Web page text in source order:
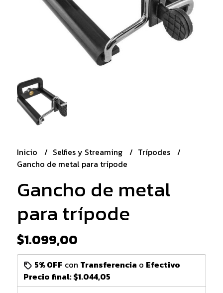
Inicio Selfies y Streaming
Trípodes
Gancho de metal para trípode
Gancho de metal
para trípode
$1.099,00
5% OFF con Transferencia o Efectivo
Precio final:$1.044,05